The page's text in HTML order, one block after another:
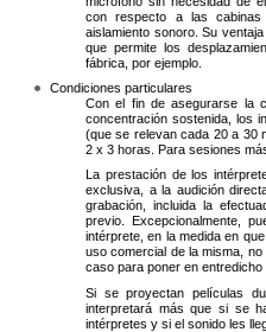
con respecto a las
aislamiento sonoro. Su
que permite los
fábrica, por ejemplo.
Condiciones particulares
Con el fin de asegurarse la
concentración sostenida, los
(que se relevan cada 20 a 30
2 x 3 horas. Para sesiones
La prestación de los
exclusiva, a la audición
grabación, incluida la
previo. Excepcionalmente,
intérprete, en la medida en
uso comercial de la misma,
caso para poner en
Si se proyectan películas
interpretará más que si se
intérpretes y si el sonido les